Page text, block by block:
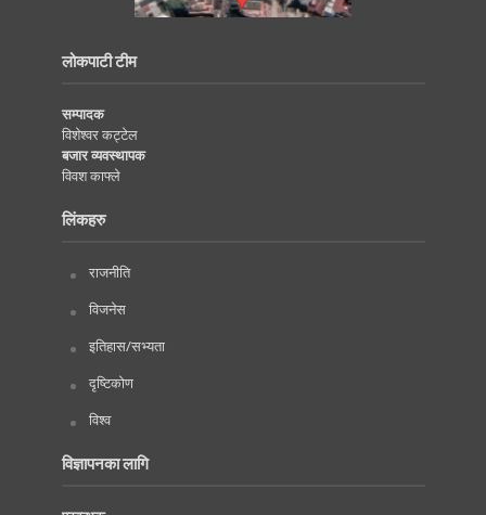
लोकपाटी टीम
सम्पादक
विशेश्वर कट्टेल
बजार व्यवस्थापक
विवश काफ्ले
लिंकहरु
राजनीति
विजनेस
इतिहास/सभ्यता
दृष्टिकोण
विश्व
विज्ञापनका लागि